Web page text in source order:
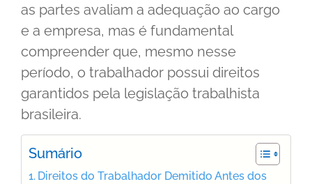
as partes avaliam a adequação ao cargo
e a empresa, mas é fundamental
compreender que, mesmo nesse
período, o trabalhador possui direitos
garantidos pela legislação trabalhista
brasileira.
Sumário
Direitos do Trabalhador Demitido Antes dos